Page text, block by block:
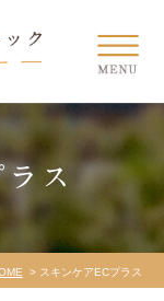
ス
スキンケアECプラス